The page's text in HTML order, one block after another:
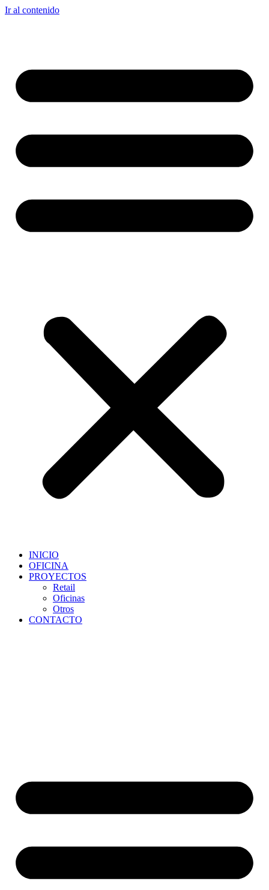
Ir al contenido
INICIO
OFICINA
PROYECTOS
Retail
Oficinas
Otros
CONTACTO